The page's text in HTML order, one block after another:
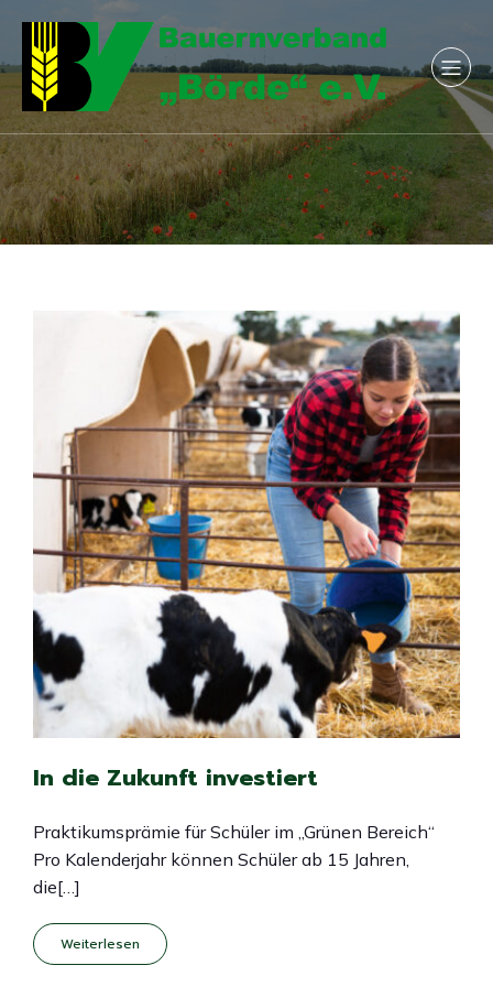
In die Zukunft investiert
Praktikumsprämie für Schüler im „Grünen Bereich“
Pro Kalenderjahr können Schüler ab 15 Jahren,
die[…]
Weiterlesen